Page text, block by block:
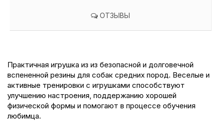
ОТЗЫВЫ
Практичная игрушка из из безопасной и долговечной
вспененной резины для собак средних пород. Веселые и
активные тренировки с игрушками способствуют
улучшению настроения, поддержанию хорошей
физической формы и помогают в процессе обучения
любимца.